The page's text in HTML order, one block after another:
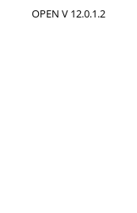
OPEN V 12.0.1.2